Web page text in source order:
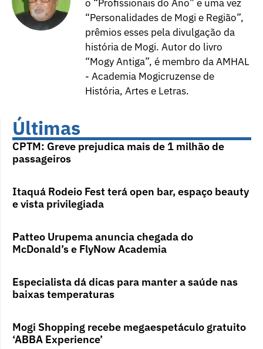
o “Profissionais do Ano” e uma vez
“Personalidades de Mogi e Região”,
prêmios esses pela divulgação da
história de Mogi. Autor do livro
“Mogy Antiga”, é membro da AMHAL
- Academia Mogicruzense de
História, Artes e Letras.
Últimas
CPTM: Greve prejudica mais de 1 milhão de
passageiros
Itaquá Rodeio Fest terá open bar, espaço beauty
e vista privilegiada
Patteo Urupema anuncia chegada do
McDonald’s e FlyNow Academia
Especialista dá dicas para manter a saúde nas
baixas temperaturas
Mogi Shopping recebe megaespetáculo gratuito
‘ABBA Experience’